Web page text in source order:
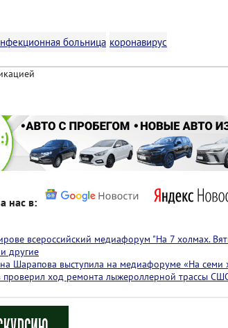
больница коронавирус
нас в:
всероссийский медиафорум "На 7 холмах.
другие
Шарапова выступила на медиафоруме «На семи
проверил ход ремонта лыжероллерной трассы